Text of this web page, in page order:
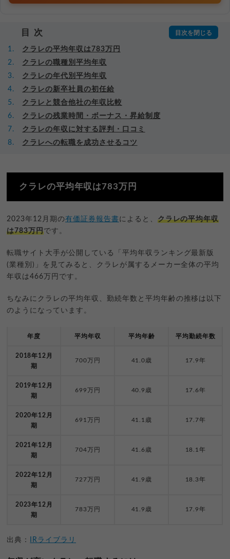
目次
クラレの平均年収は783万円
クラレの職種別平均年収
クラレの年代別平均年収
クラレの新卒社員の初任給
クラレと競合他社の年収比較
クラレの残業時間・ボーナス・昇給制度
クラレの年収に対する評判・口コミ
クラレへの転職を成功させるコツ
クラレの平均年収は783万円
2023年12月期の有価証券報告書によると、 クラレの平均年収
は783万円です。
転職サイト大手が公開している「平均年収ランキング最新版
(業種別)」を見てみると、クラレが属するメーカー全体の平均
年収は466万円です。
ちなみにクラレの平均年収、勤続年数と平均年齢の推移は以下
のようになっています。
年度 平均年収 平均年齢 平均勤続年数
2018年12月
期
700万円 41.0歳 17.9年
2019年12月
期
699万円 40.9歳 17.6年
2020年12月
期
691万円 41.1歳 17.7年
2021年12月
期
704万円 41.6歳 18.1年
2022年12月
期
727万円 41.9歳 18.3年
2023年12月
期
783万円 41.9歳 17.9年
出典： IRライブラリ